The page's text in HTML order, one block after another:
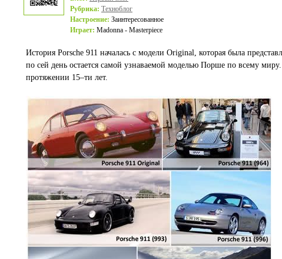
Рубрика: Техноблог
Настроение: Заинтересованное
Играет: Madonna - Masterpiece
История Porsche 911 началась с модели Original, которая была
по сей день остается самой узнаваемой моделью Порше по всему
протяжении 15–ти лет.